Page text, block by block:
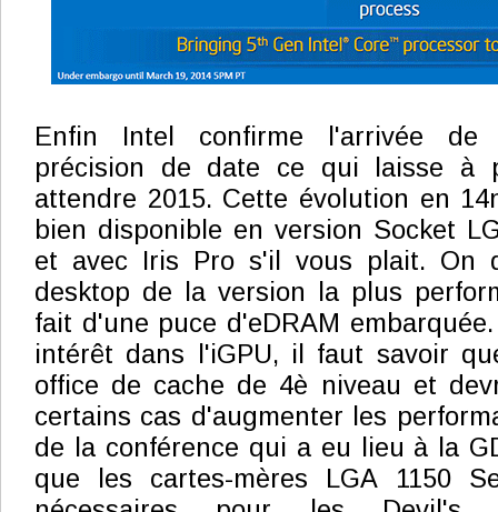
Enfin Intel confirme l'arrivée de
précision de date ce qui laisse à
attendre 2015. Cette évolution en
bien disponible en version Socket
et avec Iris Pro s'il vous plait. On
desktop de la version la plus
fait d'une puce d'eDRAM
intérêt dans l'iGPU, il faut savoir
office de cache de 4è niveau et
certains cas d'augmenter les
de la conférence qui a eu lieu à la
que les cartes-mères LGA 1150